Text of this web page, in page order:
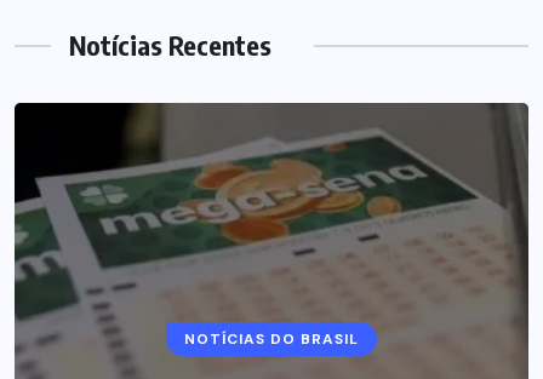
Notícias Recentes
NOTÍCIAS DO BRASIL